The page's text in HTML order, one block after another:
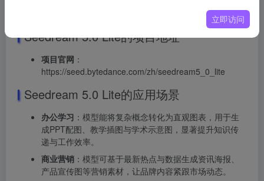
Seedream 5.0 Lite的项目地址
项目官网 ：
https://seed.bytedance.com/zh/seedream5_0_lite
Seedream 5.0 Lite的应用场景
办公学习 ：模型能将复杂概念转化为直观图表，用于生
成PPT配图、教学插图与学术示意图，显著提升知识传
递与工作效率。
商业营销 ：模型可基于最新热点与数据生成资讯海报、
产品宣传图等营销素材，让品牌内容紧跟市场动态。
立即访问